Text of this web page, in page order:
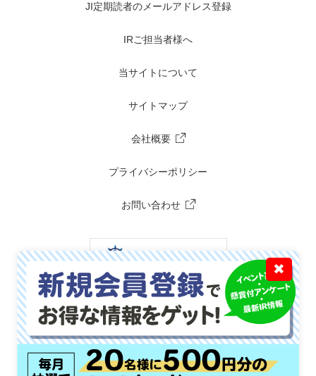
JI定期読者のメールアドレス登録
IRご担当者様へ
当サイトについて
サイトマップ
会社概要
プライバシーポリシー
お問い合わせ
✖